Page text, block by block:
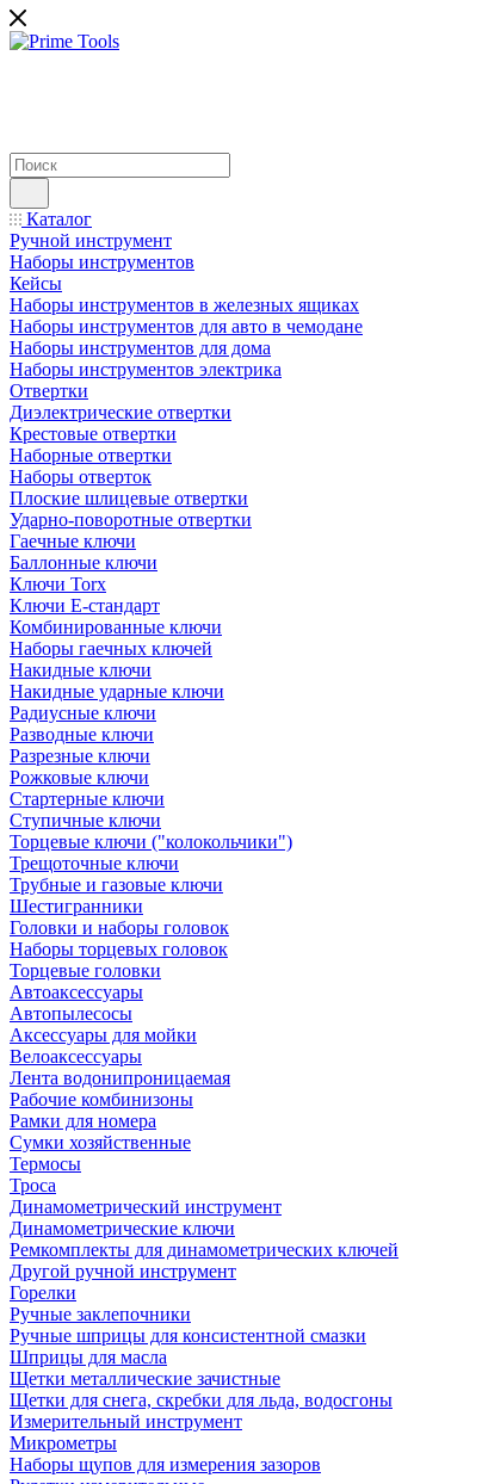
Каталог
Ручной инструмент
Наборы инструментов
Кейсы
Наборы инструментов в железных ящиках
Наборы инструментов для авто в чемодане
Наборы инструментов для дома
Наборы инструментов электрика
Отвертки
Диэлектрические отвертки
Крестовые отвертки
Наборные отвертки
Наборы отверток
Плоские шлицевые отвертки
Ударно-поворотные отвертки
Гаечные ключи
Баллонные ключи
Ключи Torx
Ключи Е-стандарт
Комбинированные ключи
Наборы гаечных ключей
Накидные ключи
Накидные ударные ключи
Радиусные ключи
Разводные ключи
Разрезные ключи
Рожковые ключи
Стартерные ключи
Ступичные ключи
Торцевые ключи ("колокольчики")
Трещоточные ключи
Трубные и газовые ключи
Шестигранники
Головки и наборы головок
Наборы торцевых головок
Торцевые головки
Автоаксессуары
Автопылесосы
Аксессуары для мойки
Велоаксессуары
Лента водонипроницаемая
Рабочие комбинизоны
Рамки для номера
Сумки хозяйственные
Термосы
Троса
Динамометрический инструмент
Динамометрические ключи
Ремкомплекты для динамометрических ключей
Другой ручной инструмент
Горелки
Ручные заклепочники
Ручные шприцы для консистентной смазки
Шприцы для масла
Щетки металлические зачистные
Щетки для снега, скребки для льда, водосгоны
Измерительный инструмент
Микрометры
Наборы щупов для измерения зазоров